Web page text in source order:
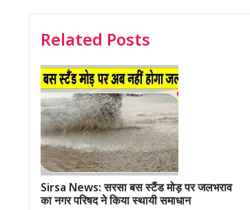
Related Posts
Sirsa News: सरसा बस स्टैंड मोड़ पर जलभराव
का नगर परिषद ने किया स्थायी समाधान